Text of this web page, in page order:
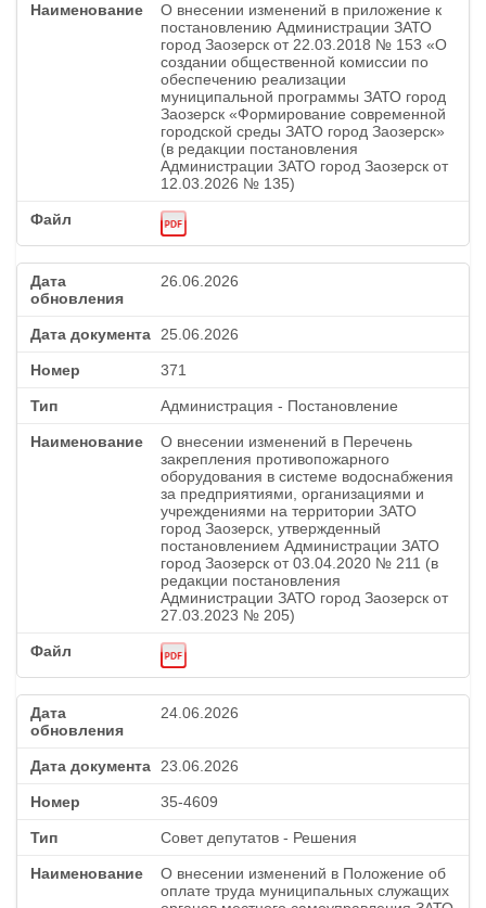
О внесении изменений в приложение к
постановлению Администрации ЗАТО
город Заозерск от 22.03.2018 № 153 «О
создании общественной комиссии по
обеспечению реализации
муниципальной программы ЗАТО город
Заозерск «Формирование современной
городской среды ЗАТО город Заозерск»
(в редакции постановления
Администрации ЗАТО город Заозерск от
12.03.2026 № 135)
26.06.2026
25.06.2026
371
Администрация - Постановление
О внесении изменений в Перечень
закрепления противопожарного
оборудования в системе водоснабжения
за предприятиями, организациями и
учреждениями на территории ЗАТО
город Заозерск, утвержденный
постановлением Администрации ЗАТО
город Заозерск от 03.04.2020 № 211 (в
редакции постановления
Администрации ЗАТО город Заозерск от
27.03.2023 № 205)
24.06.2026
23.06.2026
35-4609
Совет депутатов - Решения
О внесении изменений в Положение об
оплате труда муниципальных служащих